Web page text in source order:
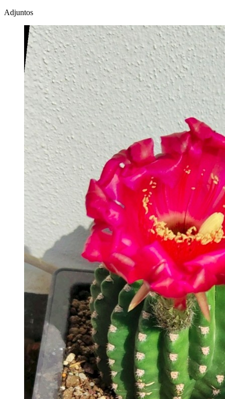
Adjuntos